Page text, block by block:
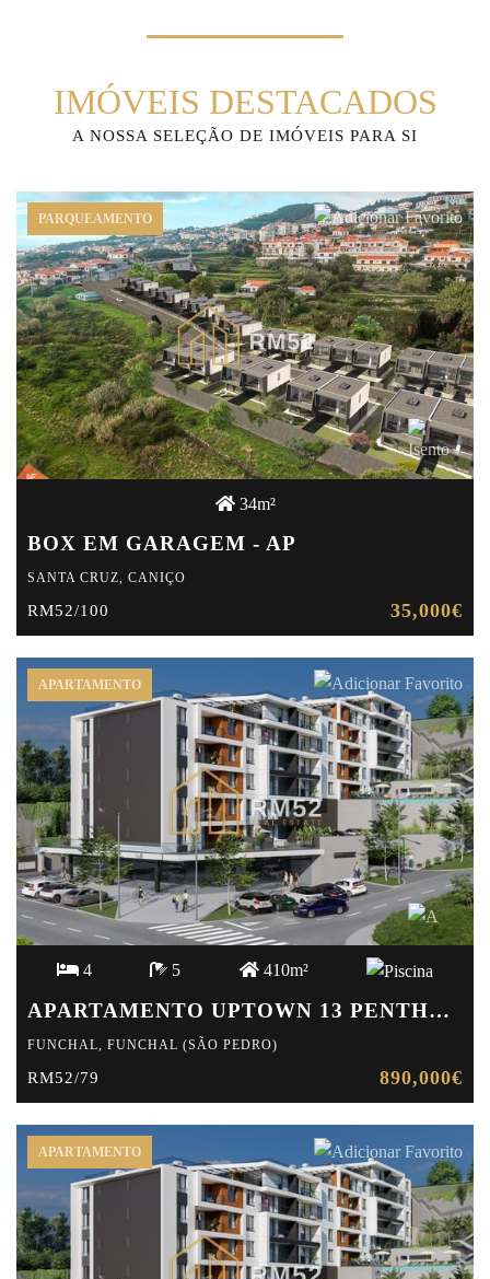
IMÓVEIS DESTACADOS
A NOSSA SELEÇÃO DE IMÓVEIS PARA SI
PARQUEAMENTO
34m²
BOX EM GARAGEM - AP
SANTA CRUZ, CANIÇO
RM52/100 35,000€
APARTAMENTO
4 5 410m²
APARTAMENTO UPTOWN 13 PENTHOUSE T4 B – B
FUNCHAL, FUNCHAL (SÃO PEDRO)
RM52/79 890,000€
APARTAMENTO